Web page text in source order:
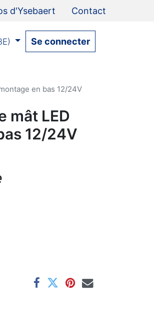
d'Ysebaert Contact
Se connecter
en bas 12/24V
mât LED
12/24V